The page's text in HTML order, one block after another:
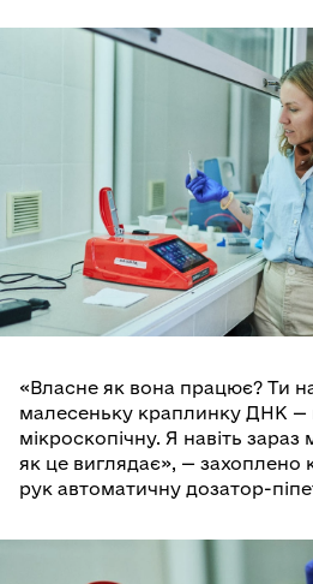
«Власне як вона працює? Ти
малесеньку краплинку ДНК —
мікроскопічну. Я навіть
як це виглядає», — захоплено
рук автоматичну дозатор-